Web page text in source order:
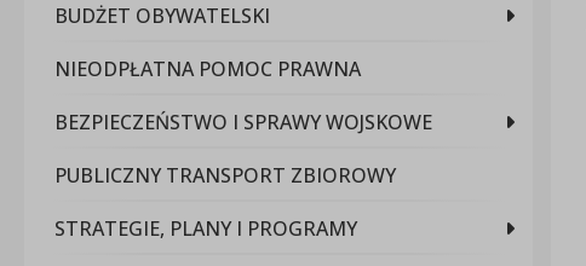
BUDŻET OBYWATELSKI
NIEODPŁATNA POMOC PRAWNA
BEZPIECZEŃSTWO I SPRAWY WOJSKOWE
PUBLICZNY TRANSPORT ZBIOROWY
STRATEGIE, PLANY I PROGRAMY